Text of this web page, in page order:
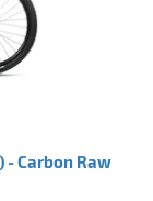
- Carbon Raw